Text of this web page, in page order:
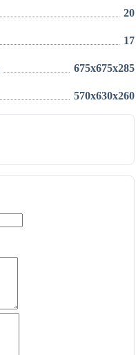
20
17
675x675x285
570x630x260